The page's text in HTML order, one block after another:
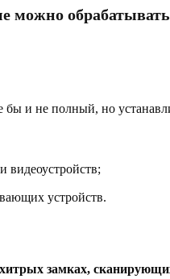
можно обрабатывать
и не полный, но
видеоустройств;
устройств.
замках,